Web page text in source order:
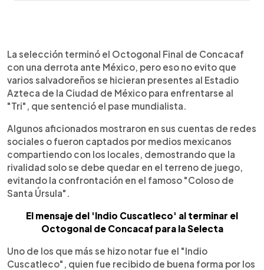
Escuchar artículo
La selección terminó el Octogonal Final de Concacaf
con una derrota ante México, pero eso no evito que
varios salvadoreños se hicieran presentes al Estadio
Azteca de la Ciudad de México para enfrentarse al
"Tri", que sentenció el pase mundialista.
Algunos aficionados mostraron en sus cuentas de redes
sociales o fueron captados por medios mexicanos
compartiendo con los locales, demostrando que la
rivalidad solo se debe quedar en el terreno de juego,
evitando la confrontación en el famoso "Coloso de
Santa Úrsula".
El mensaje del 'Indio Cuscatleco' al terminar el
Octogonal de Concacaf para la Selecta
Uno de los que más se hizo notar fue el "Indio
Cuscatleco", quien fue recibido de buena forma por los